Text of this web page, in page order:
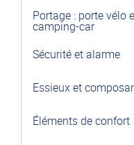
Portage : porte vélo
camping-car
Sécurité et alarme
Essieux et
Éléments de confort